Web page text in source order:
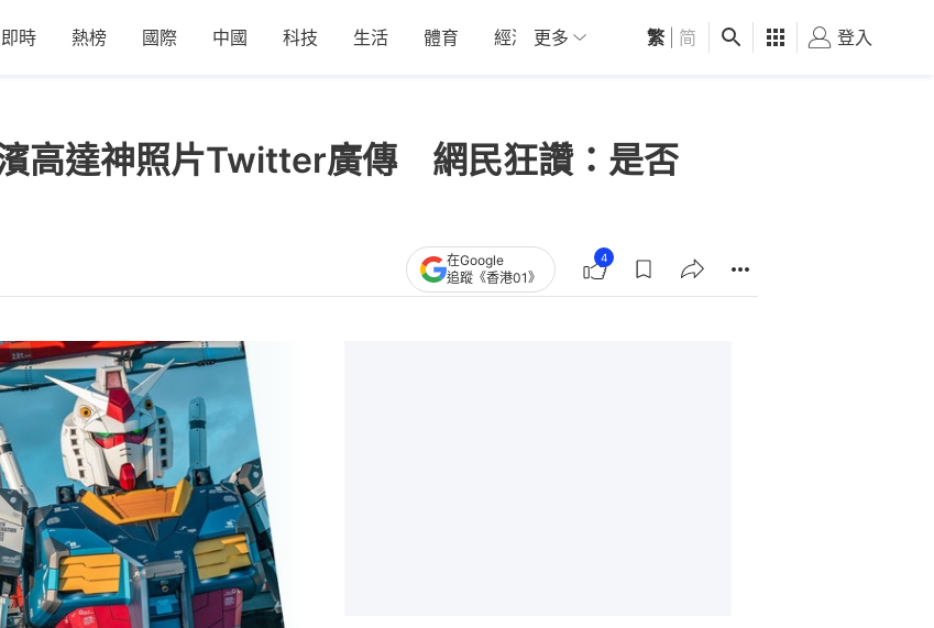
即時 熱榜 國際 中國 科技 生活 體育 經濟 01深圳 觀點 健康 好食玩飛
更多 繁 简 登入
高達神照片Twitter廣傳 網民狂讚：是否
在Google
追蹤《香港01》
4